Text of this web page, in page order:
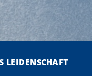
LEIDENSCHAFT